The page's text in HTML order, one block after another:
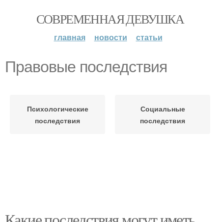
СОВРЕМЕННАЯ ДЕВУШКА
главная новости статьи
Правовые последствия
Психологические
последствия
Социальные
последствия